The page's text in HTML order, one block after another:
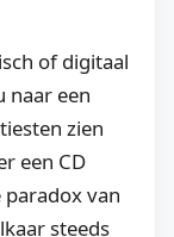
of digitaal
naar een
zien
een CD
van
steeds